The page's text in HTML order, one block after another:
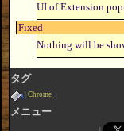
UI of Extension
Fixed
Nothing will be
タグ
Chrome
メニュー